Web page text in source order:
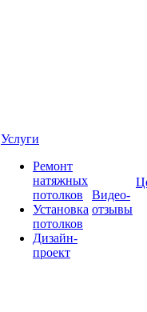
Услуги
Ремонт
натяжных
потолков
Установка
потолков
Дизайн-
проект
Видео-
отзывы